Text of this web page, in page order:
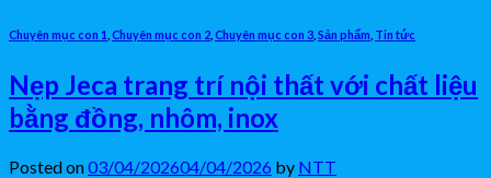
Chuyên mục con 1 Chuyên mục con 2 Chuyên mục con 3 Sản phẩm Tin tức
Nẹp Jeca trang trí nội thất với chất liệu
bằng đồng, nhôm, inox
Posted on03/04/202604/04/2026 by NTT